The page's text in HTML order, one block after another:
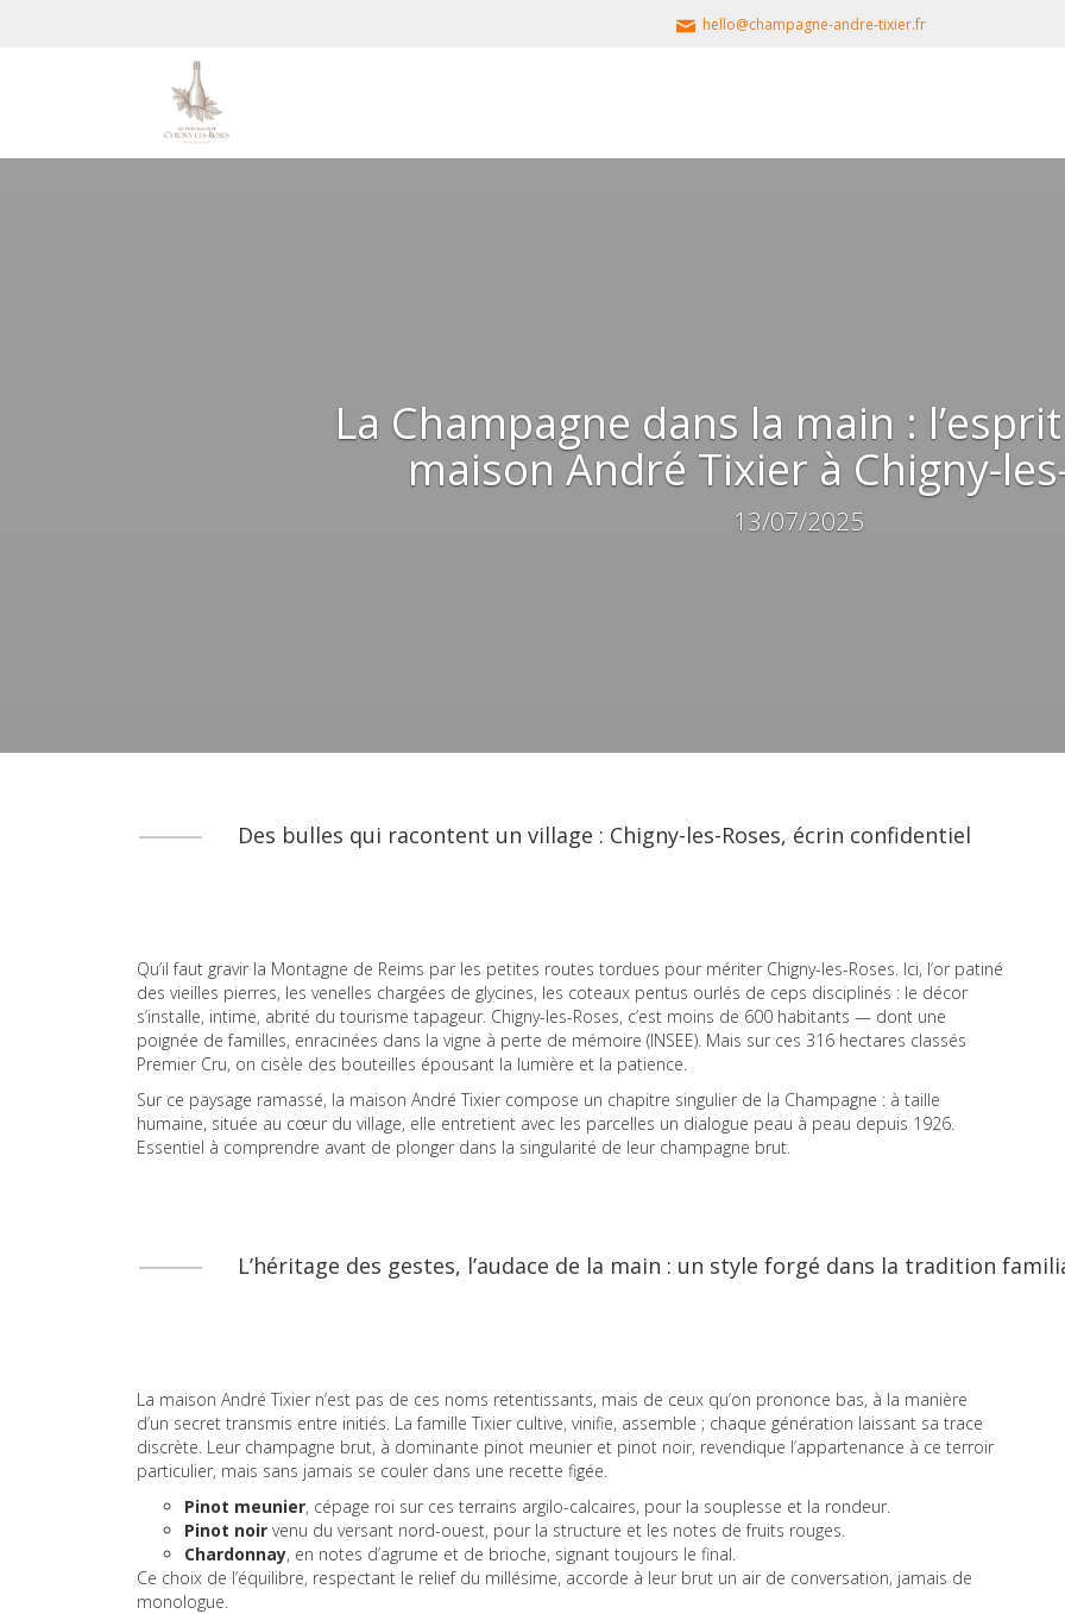
hello@champagne-andre-tixier.fr
La Champagne dans la main :
maison André Tixier à Chigny-
13/07/2025
Des bulles qui racontent un village : Chigny-les-Roses, écrin confidentiel
Qu’il faut gravir la Montagne de Reims par les petites routes tordues pour mériter Chigny-les-Roses. Ici, l’or patiné
des vieilles pierres, les venelles chargées de glycines, les coteaux pentus ourlés de ceps disciplinés : le décor
s’installe, intime, abrité du tourisme tapageur. Chigny-les-Roses, c’est moins de 600 habitants — dont une
poignée de familles, enracinées dans la vigne à perte de mémoire (INSEE). Mais sur ces 316 hectares classés
Premier Cru, on cisèle des bouteilles épousant la lumière et la patience.
Sur ce paysage ramassé, la maison André Tixier compose un chapitre singulier de la Champagne : à taille
humaine, située au cœur du village, elle entretient avec les parcelles un dialogue peau à peau depuis 1926.
Essentiel à comprendre avant de plonger dans la singularité de leur champagne brut.
L’héritage des gestes, l’audace de la main : un style forgé dans la tradition
La maison André Tixier n’est pas de ces noms retentissants, mais de ceux qu’on prononce bas, à la manière
d’un secret transmis entre initiés. La famille Tixier cultive, vinifie, assemble ; chaque génération laissant sa trace
discrète. Leur champagne brut, à dominante pinot meunier et pinot noir, revendique l’appartenance à ce terroir
particulier, mais sans jamais se couler dans une recette figée.
Pinot meunier, cépage roi sur ces terrains argilo-calcaires, pour la souplesse et la rondeur.
Pinot noir venu du versant nord-ouest, pour la structure et les notes de fruits rouges.
Chardonnay, en notes d’agrume et de brioche, signant toujours le final.
Ce choix de l’équilibre, respectant le relief du millésime, accorde à leur brut un air de conversation, jamais de
monologue.